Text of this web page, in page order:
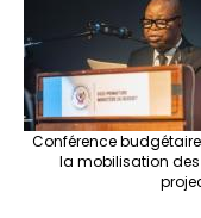
Conférence
la mobilisation